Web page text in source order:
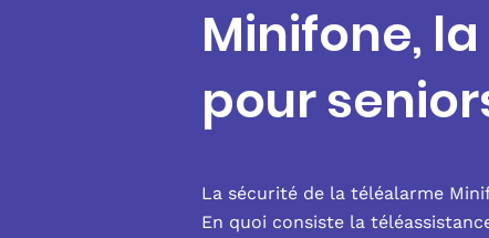
Minifone,
pour
La sécurité de la téléalarme
En quoi consiste la